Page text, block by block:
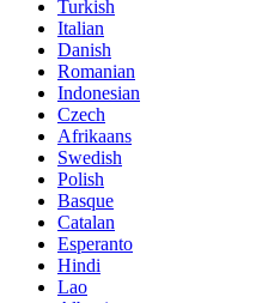
Turkish
Italian
Danish
Romanian
Indonesian
Czech
Afrikaans
Swedish
Polish
Basque
Catalan
Esperanto
Hindi
Lao